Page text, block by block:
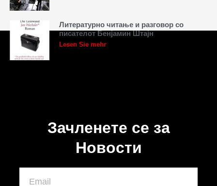
Литературно читање и разговор со
писателот Бенјамин Штајн
Lesen Sie mehr
Зачленете се за
Новости